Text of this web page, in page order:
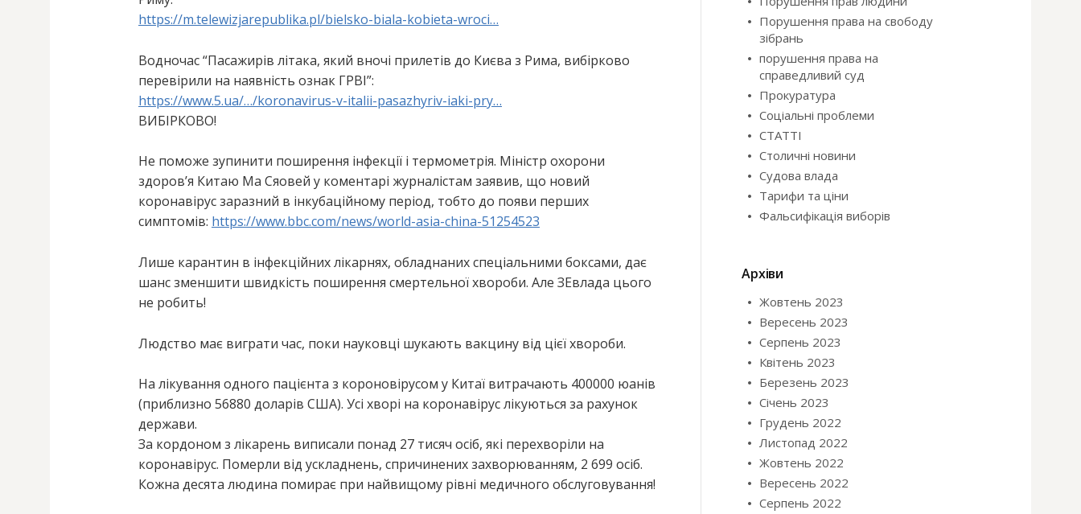
https://m.telewizjarepublika.pl/bielsko-biala-kobieta-wroci…
Водночас “Пасажирів літака, який вночі прилетів до Києва з Рима, вибірково
перевірили на наявність ознак ГРВІ”:
https://www.5.ua/…/koronavirus-v-italii-pasazhyriv-iaki-pry…
ВИБІРКОВО!
Не поможе зупинити поширення інфекції і термометрія. Міністр охорони
здоров’я Китаю Ма Сяовей у коментарі журналістам заявив, що новий
коронавірус заразний в інкубаційному період, тобто до появи перших
симптомів: https://www.bbc.com/news/world-asia-china-51254523
Лише карантин в інфекційних лікарнях, обладнаних спеціальними боксами, дає
шанс зменшити швидкість поширення смертельної хвороби. Але ЗЕвлада цього
не робить!
Людство має виграти час, поки науковці шукають вакцину від цієї хвороби.
На лікування одного пацієнта з короновірусом у Китаї витрачають 400000 юанів
(приблизно 56880 доларів США). Усі хворі на коронавірус лікуються за рахунок
держави.
За кордоном з лікарень виписали понад 27 тисяч осіб, які перехворіли на
коронавірус. Померли від ускладнень, спричинених захворюванням, 2 699 осіб.
Кожна десята людина помирає при найвищому рівні медичного обслуговування!
Порушення права на свободу
зібрань
порушення права на
справедливий суд
Прокуратура
Соціальні проблеми
СТАТТІ
Столичні новини
Судова влада
Тарифи та ціни
Фальсифікація виборів
Архіви
Жовтень 2023
Вересень 2023
Серпень 2023
Квітень 2023
Березень 2023
Січень 2023
Грудень 2022
Листопад 2022
Жовтень 2022
Вересень 2022
Серпень 2022